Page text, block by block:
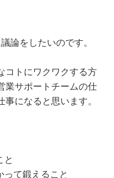
論をしたいのです。
コトにワクワクする方
業サポートチームの仕
になると思います。
と
て鍛えること